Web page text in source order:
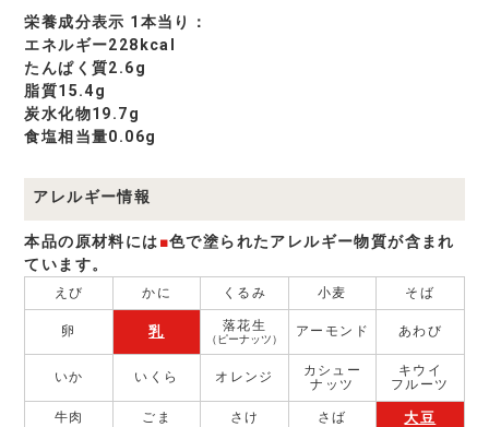
栄養成分表示 1本当り：
エネルギー228kcal
たんぱく質2.6g
脂質15.4g
炭水化物19.7g
食塩相当量0.06g
アレルギー情報
本品の原材料には■色で塗られたアレルギー物質が含まれ
ています。
えび かに くるみ 小麦 そば
卵 乳 落花生
（ピーナッツ） アーモンド あわび
いか いくら オレンジ
カシュー
ナッツ
キウイ
フルーツ
牛肉 ごま さけ さば 大豆